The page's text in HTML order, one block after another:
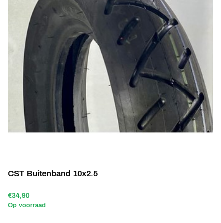
CST Buitenband 10x2.5
€34,90
Op voorraad